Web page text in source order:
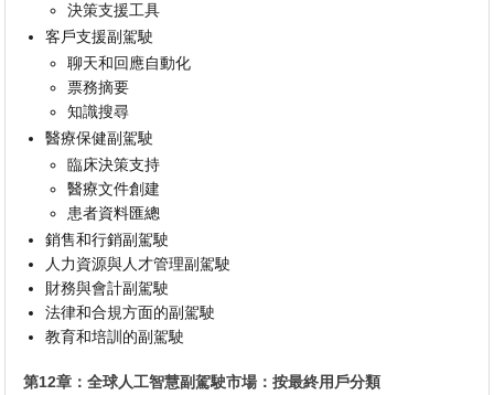
決策支援工具
客戶支援副駕駛
聊天和回應自動化
票務摘要
知識搜尋
醫療保健副駕駛
臨床決策支持
醫療文件創建
患者資料匯總
銷售和行銷副駕駛
人力資源與人才管理副駕駛
財務與會計副駕駛
法律和合規方面的副駕駛
教育和培訓的副駕駛
第12章：全球人工智慧副駕駛市場：按最終用戶分類